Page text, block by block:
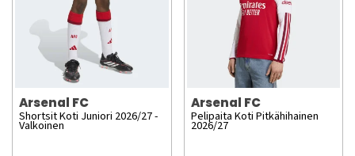
Arsenal FC
Shortsit Koti Juniori 2026/27 -
Valkoinen
Arsenal FC
Pelipaita Koti Pitkähihainen
2026/27